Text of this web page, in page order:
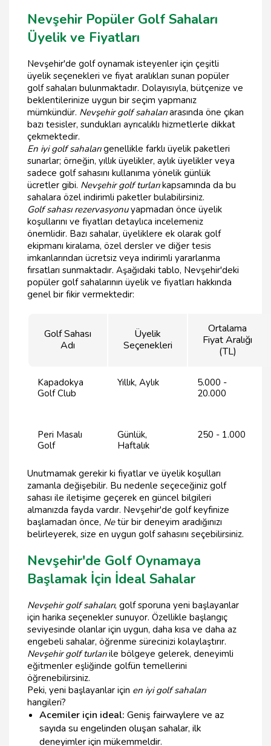
Nevşehir Popüler Golf Sahaları
Üyelik ve Fiyatları
Nevşehir'de golf oynamak isteyenler için çeşitli
üyelik seçenekleri ve fiyat aralıkları sunan popüler
golf sahaları bulunmaktadır. Dolayısıyla, bütçenize ve
beklentilerinize uygun bir seçim yapmanız
mümkündür. Nevşehir golf sahalarıarasında öne çıkan
bazı tesisler, sundukları ayrıcalıklı hizmetlerle dikkat
çekmektedir.
En iyi golf sahalarıgenellikle farklı üyelik paketleri
sunarlar; örneğin, yıllık üyelikler, aylık üyelikler veya
sadece golf sahasını kullanıma yönelik günlük
ücretler gibi. Nevşehir golf turlarıkapsamında da bu
sahalara özel indirimli paketler bulabilirsiniz.
Golf sahası rezervasyonuyapmadan önce üyelik
koşullarını ve fiyatları detaylıca incelemeniz
önemlidir. Bazı sahalar, üyeliklere ek olarak golf
ekipmanı kiralama, özel dersler ve diğer tesis
imkanlarından ücretsiz veya indirimli yararlanma
fırsatları sunmaktadır. Aşağıdaki tablo, Nevşehir'deki
popüler golf sahalarının üyelik ve fiyatları hakkında
genel bir fikir vermektedir:
Golf Sahası
Adı
Üyelik
Seçenekleri
Ortalama
Fiyat Aralığı
(TL)
Kapadokya
Golf Club
Yıllık, Aylık
5.000 -
20.000
Peri Masalı
Golf
Günlük,
Haftalık
250 - 1.000
Unutmamak gerekir ki fiyatlar ve üyelik koşulları
zamanla değişebilir. Bu nedenle seçeceğiniz golf
sahası ile iletişime geçerek en güncel bilgileri
almanızda fayda vardır. Nevşehir'de golf keyfinize
başlamadan önce, Netür bir deneyim aradığınızı
belirleyerek, size en uygun golf sahasını seçebilirsiniz.
Nevşehir'de Golf Oynamaya
Başlamak İçin İdeal Sahalar
Nevşehir golf sahaları, golf sporuna yeni başlayanlar
için harika seçenekler sunuyor. Özellikle başlangıç
seviyesinde olanlar için uygun, daha kısa ve daha az
engebeli sahalar, öğrenme sürecinizi kolaylaştırır.
Nevşehir golf turlarıile bölgeye gelerek, deneyimli
eğitmenler eşliğinde golfün temellerini
öğrenebilirsiniz.
Peki, yeni başlayanlar için en iyi golf sahaları
hangileri?
Acemiler için ideal: Geniş fairwaylere ve az
sayıda su engelinden oluşan sahalar, ilk
deneyimler için mükemmeldir.